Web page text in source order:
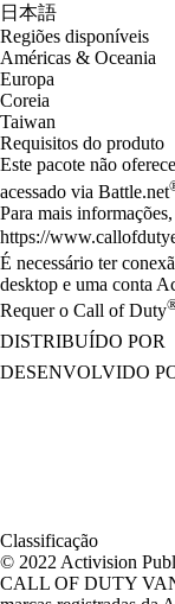
日本語
Regiões disponíveis
Américas & Oceania
Europa
Coreia
Taiwan
Requisitos do produto
Este pacote não
acessado via Battle.net
Para mais informações,
https://
É necessário ter
desktop e uma conta
Requer o Call of Duty
DISTRIBUÍDO POR
DESENVOLVIDO
Classificação
© 2022 Activision
CALL OF DUTY